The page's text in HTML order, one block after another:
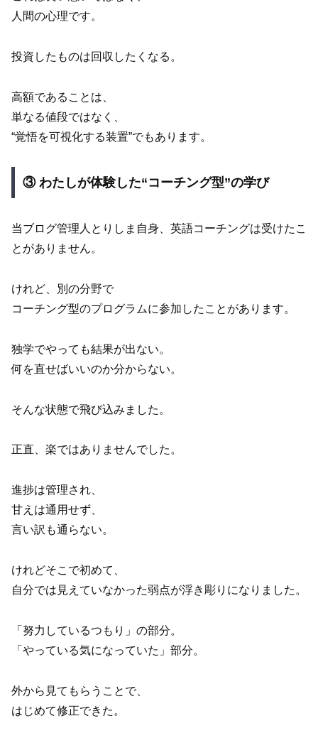
人間の心理です。
投資したものは回収したくなる。
高額であることは、
単なる値段ではなく、
“覚悟を可視化する装置”でもあります。
③ わたしが体験した“コーチング型”の学び
当ブログ管理人とりしま自身、英語コーチングは受けたこ
とがありません。
けれど、別の分野で
コーチング型のプログラムに参加したことがあります。
独学でやっても結果が出ない。
何を直せばいいのか分からない。
そんな状態で飛び込みました。
正直、楽ではありませんでした。
進捗は管理され、
甘えは通用せず、
言い訳も通らない。
けれどそこで初めて、
自分では見えていなかった弱点が浮き彫りになりました。
「努力しているつもり」の部分。
「やっている気になっていた」部分。
外から見てもらうことで、
はじめて修正できた。